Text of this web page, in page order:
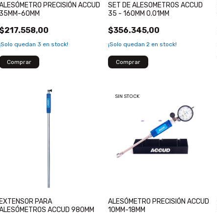
PRECISIÓN ACCUD
35MM-60MM
quedan 3 en stock!
SET DE ALESOMETROS ACCUD
35 - 160MM 0.01MM
$356.345,00
¡Solo quedan2 en stock!
EXTENSOR PARA
ACCUD 980MM
SIN STOCK
ALESÓMETRO PRECISIÓN ACCUD
10MM-18MM